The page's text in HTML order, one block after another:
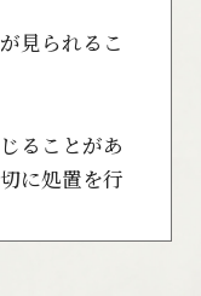
見られるこ
ることがあ
に処置を行